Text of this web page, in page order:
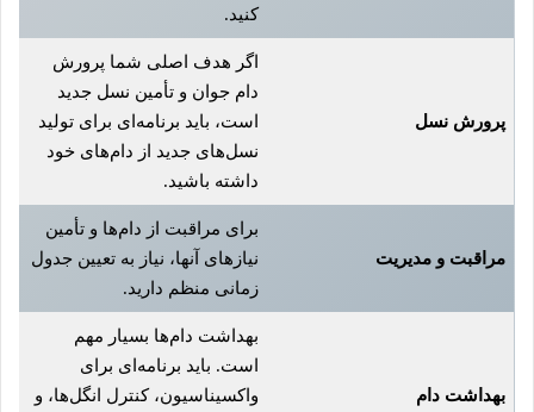
کنید.
پرورش نسل
اگر هدف اصلی شما پرورش
دام جوان و تأمین نسل جدید
است، باید برنامه‌ای برای تولید
نسل‌های جدید از دام‌های خود
داشته باشید.
مراقبت و مدیریت
برای مراقبت از دام‌ها و تأمین
نیازهای آنها، نیاز به تعیین جدول
زمانی منظم دارید.
بهداشت دام
بهداشت دام‌ها بسیار مهم
است. باید برنامه‌ای برای
واکسیناسیون، کنترل انگل‌ها، و